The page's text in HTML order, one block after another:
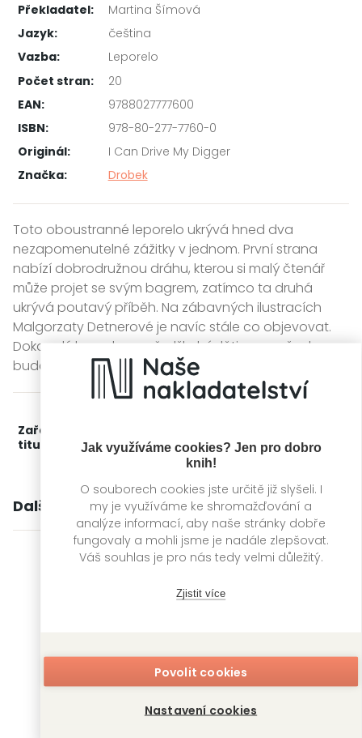
Jak využíváme cookies? Jen pro dobro
knih!
O souborech cookies jste určitě již slyšeli. I
my je využíváme ke shromažďování a
analýze informací, aby naše stránky dobře
fungovaly a mohli jsme je nadále zlepšovat.
Váš souhlas je pro nás tedy velmi důležitý.
Zjistit více
Povolit cookies
Nastavení cookies
Překladatel:
Martina Šímová
Jazyk:
čeština
Vazba:
Leporelo
Počet stran:
20
EAN:
9788027777600
ISBN:
978-80-277-7760-0
Originál:
I Can Drive My Digger
Značka:
Drobek
Toto oboustranné leporelo ukrývá hned dva
nezapomenutelné zážitky v jednom. První strana
nabízí dobrodružnou dráhu, kterou si malý čtenář
může projet se svým bagrem, zatímco ta druhá
ukrývá poutavý příběh. Na zábavných ilustracích
Malgorzaty Detnerové je navíc stále co objevovat.
Dokonalý kousek pro předškolní děti a pro všechny
budoucí bagristy!
Zařažení
titulu:
beletrie
Další knihy autora